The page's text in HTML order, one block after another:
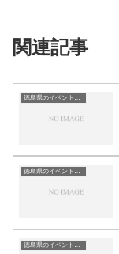
関連記事
徳島県のイベント会場一覧
徳島県のイベント会場一覧
徳島県のイベント会場一覧